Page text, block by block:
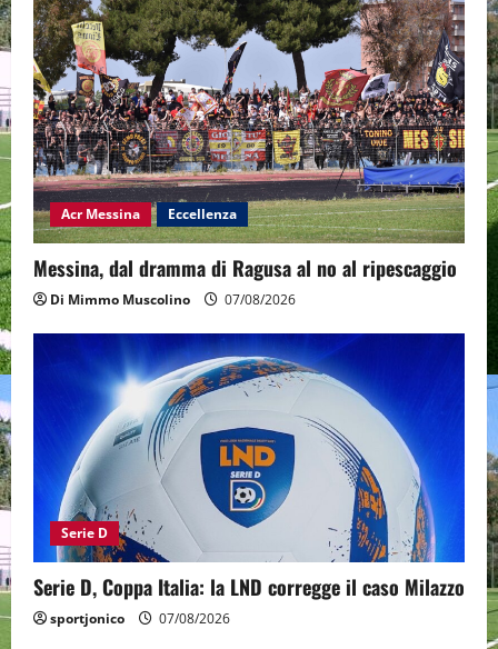
Acr Messina Eccellenza
Messina, dal dramma di Ragusa al no al ripescaggio
Di Mimmo Muscolino 07/08/2026
Serie D
Serie D, Coppa Italia: la LND corregge il caso Milazzo
sportjonico 07/08/2026